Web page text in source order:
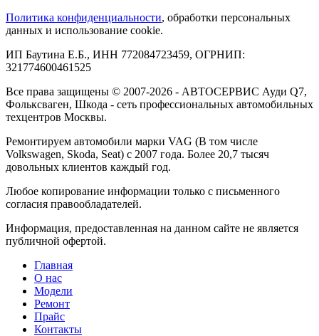
Политика конфиденциальности, обработки персональных
данных и использование cookie.
ИП Баутина Е.Б., ИНН 772084723459, ОГРНИП:
321774600461525
Все права защищены © 2007-2026 - АВТОСЕРВИС Ауди Q7,
Фольксваген, Шкода - сеть профессиональных автомобильных
техцентров Москвы.
Ремонтируем автомобили марки VAG (В том числе
Volkswagen, Skoda, Seat) с 2007 года. Более 20,7 тысяч
довольных клиентов каждый год.
Любое копирование информации только с письменного
согласия правообладателей.
Информация, предоставленная на данном сайте не является
публичной офертой.
Главная
О нас
Модели
Ремонт
Прайс
Контакты